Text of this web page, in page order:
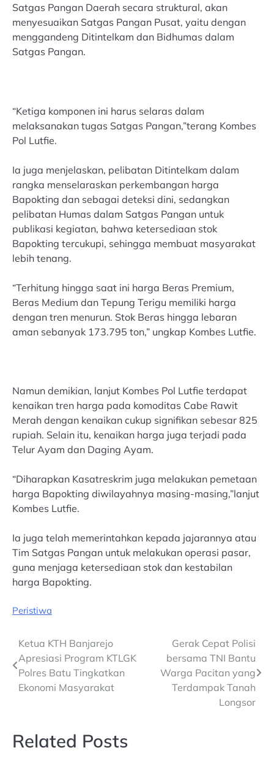
Satgas Pangan Daerah secara struktural, akan
menyesuaikan Satgas Pangan Pusat, yaitu dengan
menggandeng Ditintelkam dan Bidhumas dalam
Satgas Pangan.
“Ketiga komponen ini harus selaras dalam
melaksanakan tugas Satgas Pangan,”terang Kombes
Pol Lutfie.
Ia juga menjelaskan, pelibatan Ditintelkam dalam
rangka menselaraskan perkembangan harga
Bapokting dan sebagai deteksi dini, sedangkan
pelibatan Humas dalam Satgas Pangan untuk
publikasi kegiatan, bahwa ketersediaan stok
Bapokting tercukupi, sehingga membuat masyarakat
lebih tenang.
“Terhitung hingga saat ini harga Beras Premium,
Beras Medium dan Tepung Terigu memiliki harga
dengan tren menurun. Stok Beras hingga lebaran
aman sebanyak 173.795 ton,” ungkap Kombes Lutfie.
Namun demikian, lanjut Kombes Pol Lutfie terdapat
kenaikan tren harga pada komoditas Cabe Rawit
Merah dengan kenaikan cukup signifikan sebesar 825
rupiah. Selain itu, kenaikan harga juga terjadi pada
Telur Ayam dan Daging Ayam.
“Diharapkan Kasatreskrim juga melakukan pemetaan
harga Bapokting diwilayahnya masing-masing,”lanjut
Kombes Lutfie.
Ia juga telah memerintahkan kepada jajarannya atau
Tim Satgas Pangan untuk melakukan operasi pasar,
guna menjaga ketersediaan stok dan kestabilan
harga Bapokting.
Peristiwa
Post
navigation
Ketua KTH Banjarejo
Apresiasi Program KTLGK
Polres Batu Tingkatkan
Ekonomi Masyarakat
Gerak Cepat Polisi
bersama TNI Bantu
Warga Pacitan yang
Terdampak Tanah
Longsor
Related Posts